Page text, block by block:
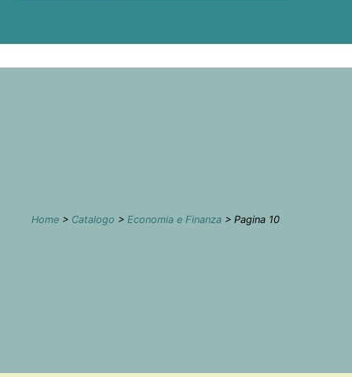
Home > Catalogo > Economia e Finanza > Pagina 10